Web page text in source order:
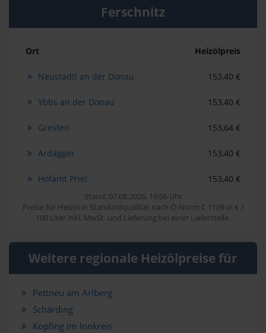
Ferschnitz
Ort Heizölpreis
Neustadtl an der Donau 153,40 €
Ybbs an der Donau 153,40 €
Gresten 153,64 €
Ardagger 153,40 €
Hofamt Priel 153,40 €
Stand: 07.08.2026, 19:06 Uhr
Preise für Heizöl in Standardqualität nach Ö-Norm C 1109 in € /
100 Liter inkl. MwSt. und Lieferung bei einer Lieferstelle.
Weitere regionale Heizölpreise für
Pettneu am Arlberg
Schärding
Kopfing im Innkreis